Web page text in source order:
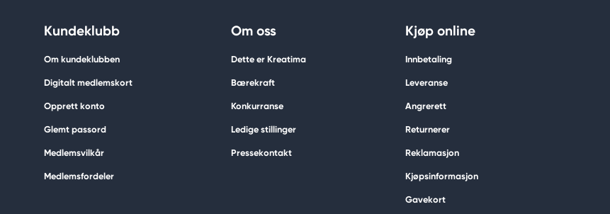
Kundeklubb
Om kundeklubben
Digitalt medlemskort
Opprett konto
Glemt passord
Medlemsvilkår
Medlemsfordeler
Om oss
Dette er Kreatima
Bærekraft
Konkurranse
Ledige stillinger
Pressekontakt
Kjøp online
Innbetaling
Leveranse
Angrerett
Returnerer
Reklamasjon
Kjøpsinformasjon
Gavekort